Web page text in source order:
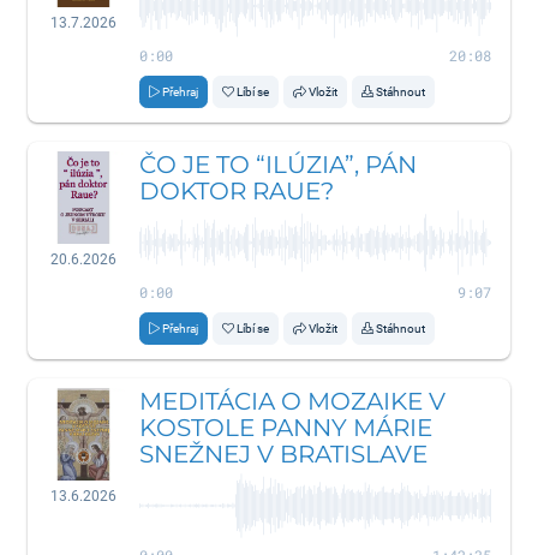
13.7.2026
0:00 20:08
Přehraj Líbí se Vložit Stáhnout
20.6.2026
ČO JE TO “ILÚZIA”, PÁN
DOKTOR RAUE?
0:00 9:07
Přehraj Líbí se Vložit Stáhnout
13.6.2026
MEDITÁCIA O MOZAIKE V
KOSTOLE PANNY MÁRIE
SNEŽNEJ V BRATISLAVE